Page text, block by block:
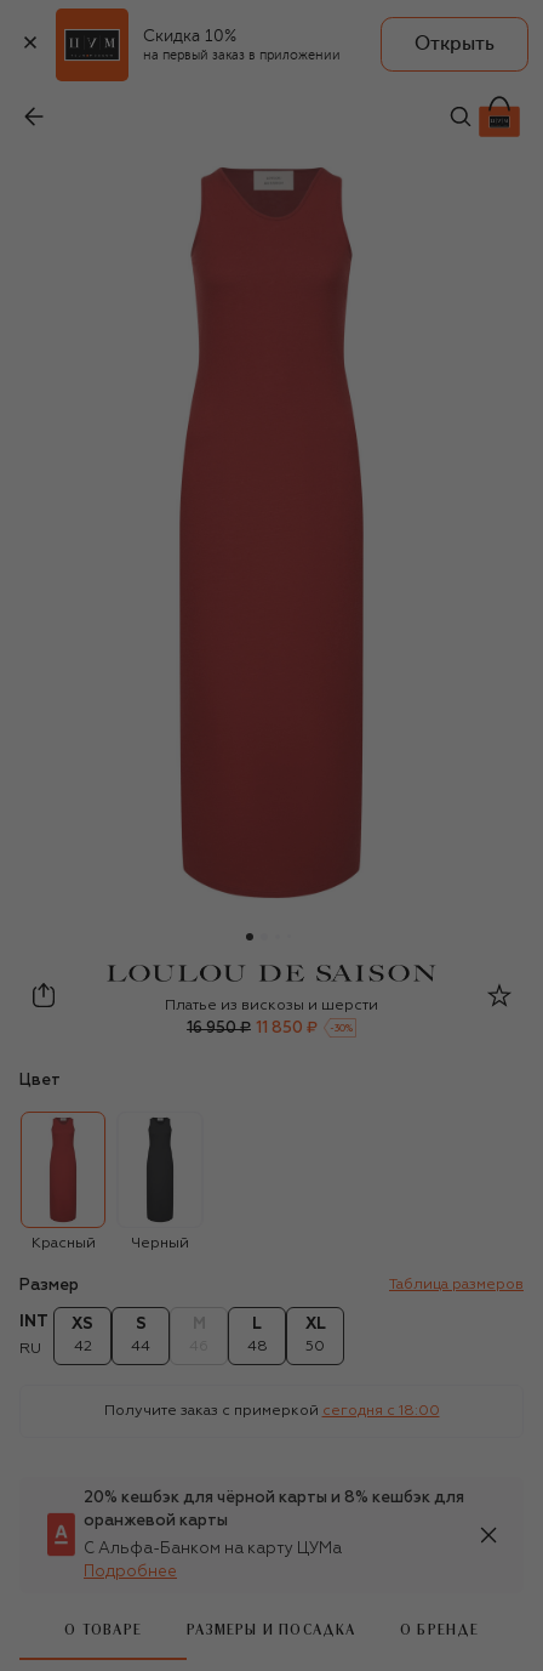
Скидка 10%
на первый заказ в приложении
Открыть
11 850 ₽
Loulou de Saison
Платье из вискозы и шерсти
16 950 ₽ 11 850 ₽ -30%
Цвет
Красный Черный
Размер Таблица размеров
INT
RU
XS
42
S
44
L
48
XL
50
Получите заказ с примеркой сегодня c 18:00
20% кешбэк для чёрной карты и 8% кешбэк для
оранжевой карты
С Альфа-Банком на карту ЦУМа
Подробнее
О ТОВАРЕ РАЗМЕРЫ И ПОСАДКА О БРЕНДЕ